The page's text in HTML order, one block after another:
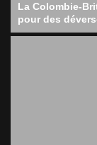
La Colombie-
pour des